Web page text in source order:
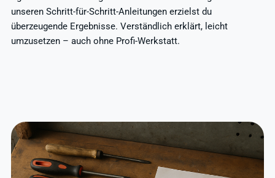
unseren Schritt-für-Schritt-Anleitungen erzielst du
überzeugende Ergebnisse. Verständlich erklärt, leicht
umzusetzen – auch ohne Profi-Werkstatt.